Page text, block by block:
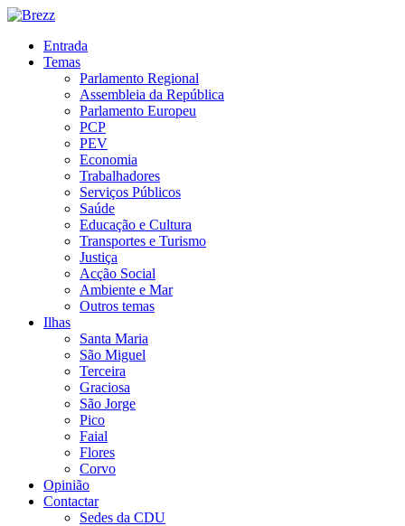
Entrada
Temas
Parlamento Regional
Assembleia da República
Parlamento Europeu
PCP
PEV
Economia
Trabalhadores
Serviços Públicos
Saúde
Educação e Cultura
Transportes e Turismo
Justiça
Acção Social
Ambiente e Mar
Outros temas
Ilhas
Santa Maria
São Miguel
Terceira
Graciosa
São Jorge
Pico
Faial
Flores
Corvo
Opinião
Contactar
Sedes da CDU